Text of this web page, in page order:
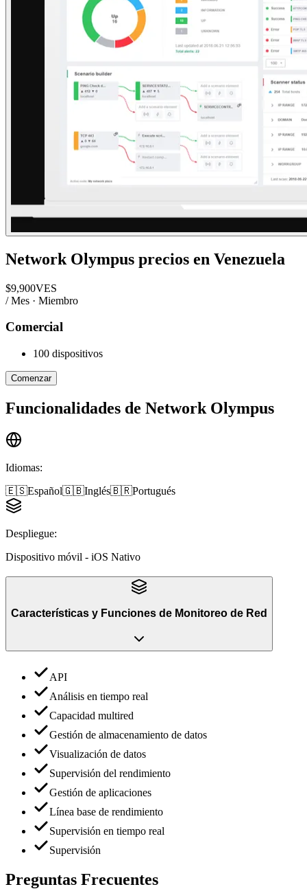
Network Olympus precios en Venezuela
$9,900VES
/ Mes · Miembro
Comercial
100 dispositivos
Comenzar
Funcionalidades de Network Olympus
Idiomas:
🇪🇸Español🇬🇧Inglés🇧🇷Portugués
Despliegue:
Dispositivo móvil - iOS Nativo
Características y Funciones de Monitoreo de Red
API
Análisis en tiempo real
Capacidad multired
Gestión de almacenamiento de datos
Visualización de datos
Supervisión del rendimiento
Gestión de aplicaciones
Línea base de rendimiento
Supervisión en tiempo real
Supervisión
Preguntas Frecuentes